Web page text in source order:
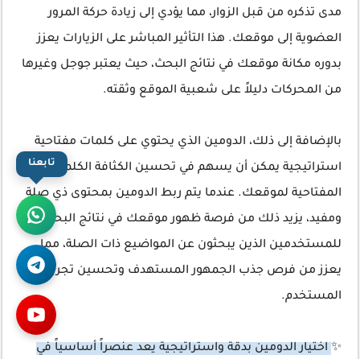
مدى تذكره من قبل الزوار، مما يؤدي إلى زيادة حركة المرور
العضوية إلى موقعك. هذا التأثير المباشر على الزيارات يعزز
بدوره مكانة موقعك في نتائج البحث، حيث يعتبر جوجل وغيرها
من المحركات دليلاً على شعبية الموقع وثقته.
بالإضافة إلى ذلك، الدومين الذي يحتوي على كلمات مفتاحية
استراتيجية يمكن أن يسهم في تحسين الكثافة الكلمات
المفتاحية لموقعك. عندما يتم ربط الدومين بمحتوى ذي صلة
ومفيد، يزيد ذلك من فرصة ظهور موقعك في نتائج البحث
للمستخدمين الذين يبحثون عن المواضيع ذات الصلة، مما
يعزز من فرص جذب الجمهور المستهدف وتحسين تجربة
المستخدم.
✨ اختيار الدومين بدقة واستراتيجية يعد عنصراً أساسياً في
تابعنا